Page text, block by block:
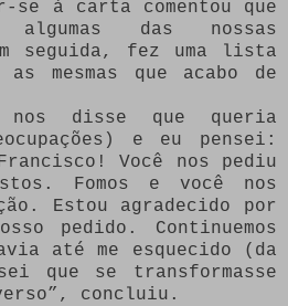
à carta comentou que
das nossas
seguida, fez uma lista
mesmas que acabo de
nos disse que queria
e eu pensei:
Francisco! Você nos pediu
Fomos e você nos
Estou agradecido por
pedido. Continuemos
até me esquecido (da
que se transformasse
concluiu.